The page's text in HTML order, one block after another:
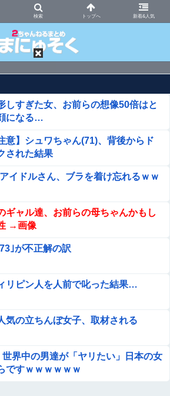
新着&人気
2chまとめニュース速報VIP
しすぎた女、お前らの想像50倍はと
になる…
意】シュワちゃん(71)、背後からド
された結果
イドルさん、ブラを着け忘れるｗｗ
ギャル達、お前らの母ちゃんかもし
→画像
｣が不正解の訳
リピン人を人前で叱った結果…
気の立ちんぼ女子、取材される
世界中の男達が「ヤリたい」日本の女
ですｗｗｗｗｗｗ